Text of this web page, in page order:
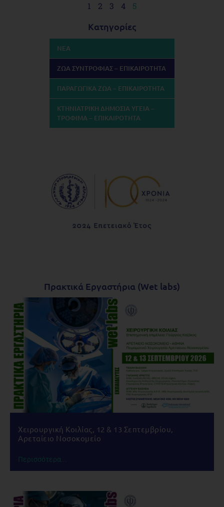
1 2 3 4 5
Κατηγορίες
ΝΕΑ
ΖΩΑ ΣΥΝΤΡΟΦΙΑΣ – ΕΠΙΚΑΙΡΟΤΗΤΑ
ΠΑΡΑΓΩΓΙΚΑ ΖΩΑ – ΕΠΙΚΑΙΡΟΤΗΤΑ
ΚΤΗΝΙΑΤΡΙΚΗ ΔΗΜΟΣΙΑ ΥΓΕΙΑ –
ΤΡΟΦΙΜΑ – ΕΠΙΚΑΙΡΟΤΗΤΑ
Πρακτικά Εργαστήρια (Wet labs)
Χειρουργική Κοιλίας, 12 & 13 Σεπτεμβρίου,
Αρεταίειο Νοσοκομείο
Περισσότερα...